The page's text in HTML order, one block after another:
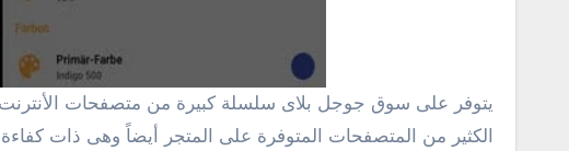
يتوفر على سوق جوجل بلاى سلسلة كبيرة من متصفحات الأنترنت الأكثر شعبية مثل متصفح الفايرفوكس وجوجل كروم ومتصفح أوبرا مينى وأكثر من ذلك، الى جانب هذه يوجد
الكثير من المتصفحات المتوفرة على المتجر أيضاً وهى ذات